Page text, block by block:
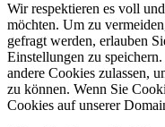
Wir respektieren es voll
möchten. Um zu
gefragt werden, erlauben
Einstellungen zu
andere Cookies zulassen,
zu können. Wenn Sie
Cookies auf unserer